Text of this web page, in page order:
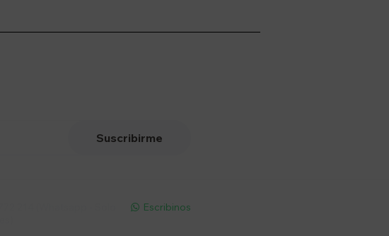
Suscribirme
 Escribinos